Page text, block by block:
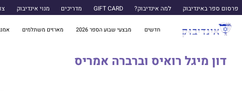
פרסום ספר באינדיבוק למה אינדיבוק? GIFT CARD מדריכים מנוי אינדיבוק
חדשים מבצעי שבוע הספר 2026 מארזים משתלמים
דון מיגל רואיס וברברה אמריס